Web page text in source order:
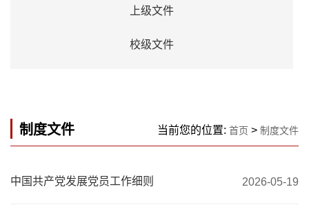
上级文件
校级文件
制度文件 当前您的位置: 首页 > 制度文件
中国共产党发展党员工作细则 2026-05-19